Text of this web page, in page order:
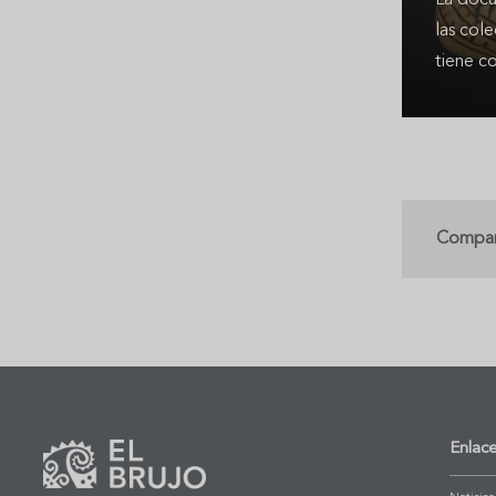
las
tiene